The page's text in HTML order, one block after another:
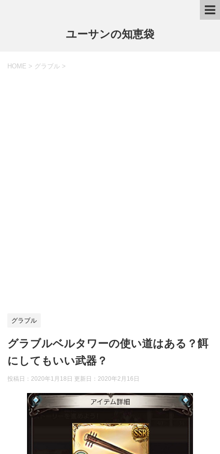
ユーサンの知恵袋
HOME > グラブル >
グラブル
グラブルベルタワーの使い道はある？餌
にしてもいい武器？
投稿日：2020年1月18日 更新日： 2020年2月16日